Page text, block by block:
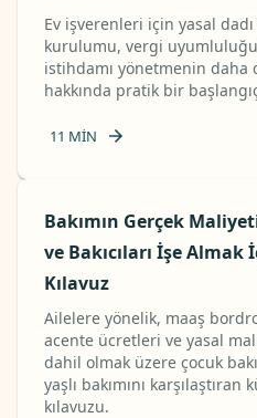
Ev işverenleri için yasal
kurulumu, vergi
istihdamı yönetmenin daha
hakkında pratik bir
11 MIN
Bakımın Gerçek
ve Bakıcıları İşe
Kılavuz
Ailelere yönelik, maaş
acente ücretleri ve yasal
dahil olmak üzere çocuk
yaşlı bakımını
kılavuzu.